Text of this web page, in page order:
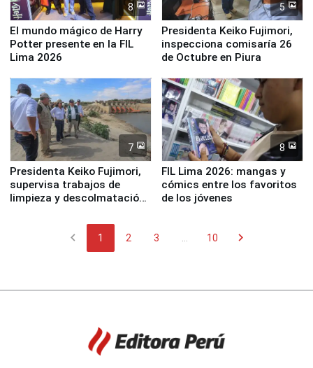
8
El mundo mágico de Harry
Potter presente en la FIL
Lima 2026
5
Presidenta Keiko Fujimori,
inspecciona comisaría 26
de Octubre en Piura
7
Presidenta Keiko Fujimori,
supervisa trabajos de
limpieza y descolmatación
8
FIL Lima 2026: mangas y
cómics entre los favoritos
de los jóvenes
chevron_left 1 2 3 10 chevron_right